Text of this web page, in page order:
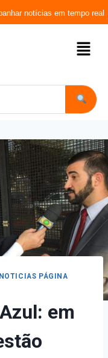
notícias em tempo real
NOTICIAS PÁGINA
em